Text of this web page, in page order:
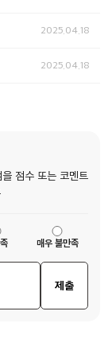
2025.04.18
2025.04.18
점수 또는 코멘트
매우 불만족
제출